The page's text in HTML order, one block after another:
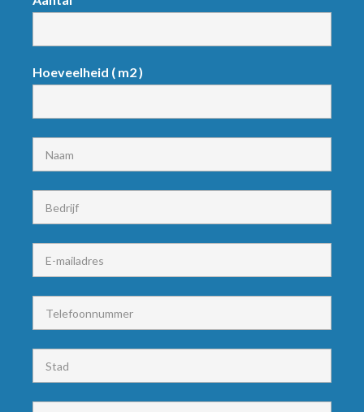
Hoeveelheid ( m2 )